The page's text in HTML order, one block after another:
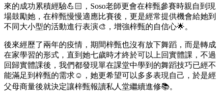
來的成功累積經驗💪🏻，Soso老師更會在梓甄參賽時親自到現
場鼓勵她，在梓甄慢慢適應比賽後，更是經常提供機會給她到
不同大小型的活動進行表演🎨，增強梓甄的自信心🌟。
後來經歷了兩年的疫情，期間梓甄也沒有放下舞蹈，而是轉成
在家學習的形式，直到她七歲時才終於可以上回實體課，不過
回歸實體課後，我們都發現單在課堂中學到的舞蹈技巧已經不
能滿足到梓甄的需求☺️，她更希望可以多多表現自己，於是經
父母商量後就決定讓梓甄報讀私人堂繼續進修📚。